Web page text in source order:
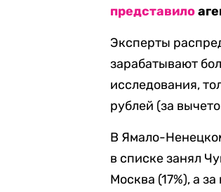
представило
Эксперты
зарабатывают
исследования,
рублей (за
В Ямало-
в списке занял
Москва (17%), а